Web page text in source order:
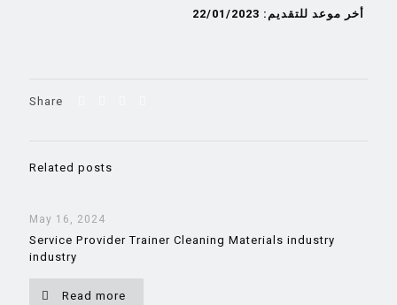
أخر موعد للتقديم: 22/01/2023
Share
Related posts
May 16, 2024
Service Provider Trainer Cleaning Materials industry
industry
Read more